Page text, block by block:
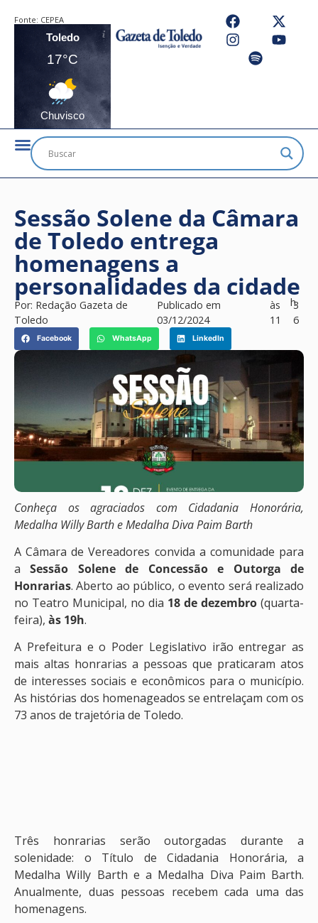
Fonte: CEPEA
Toledo
17°C
Chuvisco
Sessão Solene da Câmara
de Toledo entrega
homenagens a
personalidades da cidade
Por: Redação Gazeta de
Toledo
Publicado em
03/12/2024
às
11
h3
6
Facebook WhatsApp LinkedIn
Conheça os agraciados com Cidadania Honorária,
Medalha Willy Barth e Medalha Diva Paim Barth
A Câmara de Vereadores convida a comunidade para
aSessão Solene de Concessão e Outorga de
Honrarias. Aberto ao público, o evento será realizado
no Teatro Municipal, no dia 18 de dezembro (quarta-
feira), às 19h.
A Prefeitura e o Poder Legislativo irão entregar as
mais altas honrarias a pessoas que praticaram atos
de interesses sociais e econômicos para o município.
As histórias dos homenageados se entrelaçam com os
73 anos de trajetória de Toledo.
Três honrarias serão outorgadas durante a
solenidade: o Título de Cidadania Honorária, a
Medalha Willy Barth e a Medalha Diva Paim Barth.
Anualmente, duas pessoas recebem cada uma das
homenagens.